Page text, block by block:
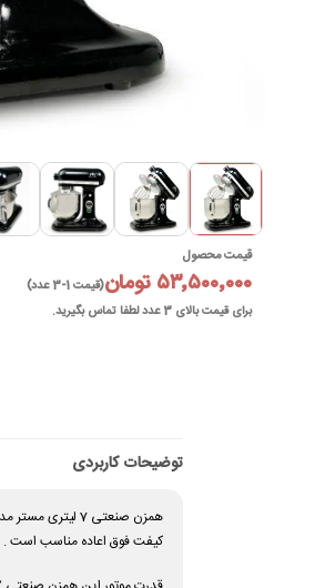
قیمت محصول
۵۳٬۵۰۰٬۰۰۰ تومان (قیمت 1-3 عدد)
برای قیمت بالای 3 عدد لطفا تماس بگیرید.
توضیحات کاربردی
کیفت فوق اعاده مناسب است .